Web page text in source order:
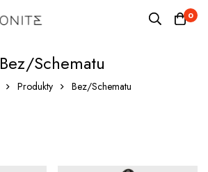
0
Bez/Schematu
Produkty Bez/Schematu